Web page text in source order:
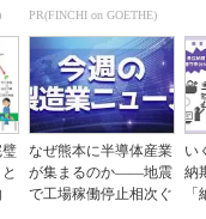
PR(FINCHI on GOETHE)
なぜ熊本に半導体産業
が集まるのか――地震
で工場稼働停止相次ぐ
い
納